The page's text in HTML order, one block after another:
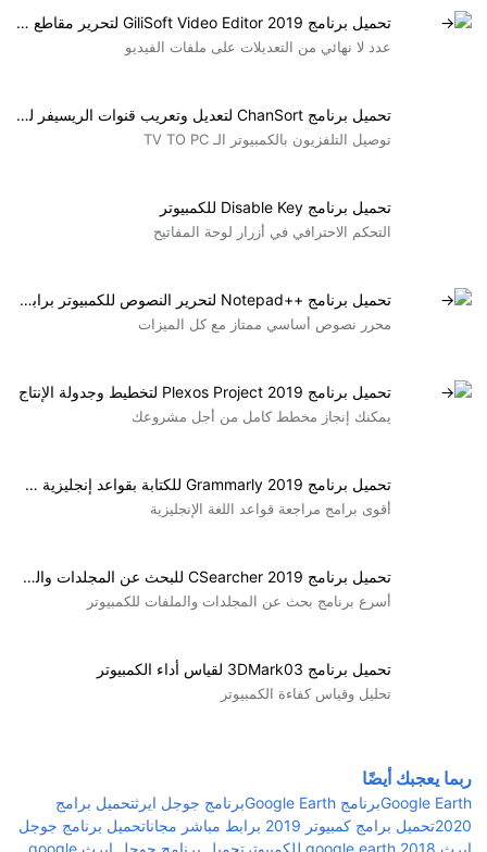
تحميل برنامج GiliSoft Video Editor 2019 لتحرير مقاطع الفيديو
عدد لا نهائي من التعديلات على ملفات الفيديو
تحميل برنامج ChanSort لتعديل وتعريب قنوات الريسيفر للكمبيوتر
توصيل التلفزيون بالكمبيوتر الـ TV TO PC
تحميل برنامج Disable Key للكمبيوتر
التحكم الاحترافي في أزرار لوحة المفاتيح
تحميل برنامج ++Notepad لتحرير النصوص للكمبيوتر برابط مباشر
محرر نصوص أساسي ممتاز مع كل الميزات
تحميل برنامج Plexos Project 2019 لتخطيط وجدولة الإنتاج
يمكنك إنجاز مخطط كامل من أجل مشروعك
تحميل برنامج Grammarly 2019 للكتابة بقواعد إنجليزية صحيحة
أقوى برامج مراجعة قواعد اللغة الإنجليزية
تحميل برنامج CSearcher 2019 للبحث عن المجلدات والملفات
أسرع برنامج بحث عن المجلدات والملفات للكمبيوتر
تحميل برنامج 3DMark03 لقياس أداء الكمبيوتر
تحليل وقياس كفاءة الكمبيوتر
ربما يعجبك أيضًا
Google Earthبرنامج Google Earth برنامج جوجل ايرثتحميل برامج
2020تحميل برامج كمبيوتر 2019 برابط مباشر مجانا
تحميل برنامج جوجل
ايرث google earth 2018 للكمبيوتر
تحميل برنامج جوجل ايرث google